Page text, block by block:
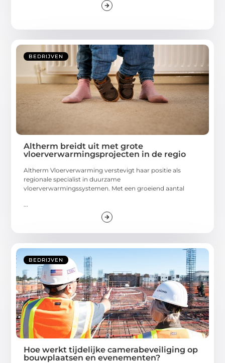
BEDRIJVEN
Altherm breidt uit met grote
vloerverwarmingsprojecten in de regio
Altherm Vloerverwarming verstevigt haar positie als
regionale specialist in duurzame
vloerverwarmingssystemen. Met een groeiend aantal
BEDRIJVEN
Hoe werkt tijdelijke camerabeveiliging op
bouwplaatsen en evenementen?